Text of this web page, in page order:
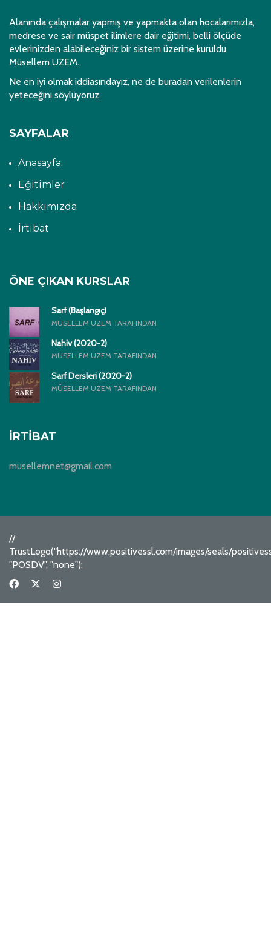
Alanında çalışmalar yapmış ve yapmakta olan hocalarımızla,
medrese ve sair müspet ilimlere dair eğitimi, belli ölçüde
evlerinizden alabileceğiniz bir sistem üzerine kuruldu
Müsellem UZEM.
Ne en iyi olmak iddiasındayız, ne de buradan verilenlerin
yeteceğini söylüyoruz.
SAYFALAR
Anasayfa
Eğitimler
Hakkımızda
İrtibat
ÖNE ÇIKAN KURSLAR
Sarf (Başlangıç)
MÜSELLEM UZEM TARAFINDAN
Nahiv (2020-2)
MÜSELLEM UZEM TARAFINDAN
Sarf Dersleri (2020-2)
MÜSELLEM UZEM TARAFINDAN
İRTIBAT
musellemnet@gmail.com
//
TrustLogo("https://www.positivessl.com/images/seals/
"POSDV", "none");